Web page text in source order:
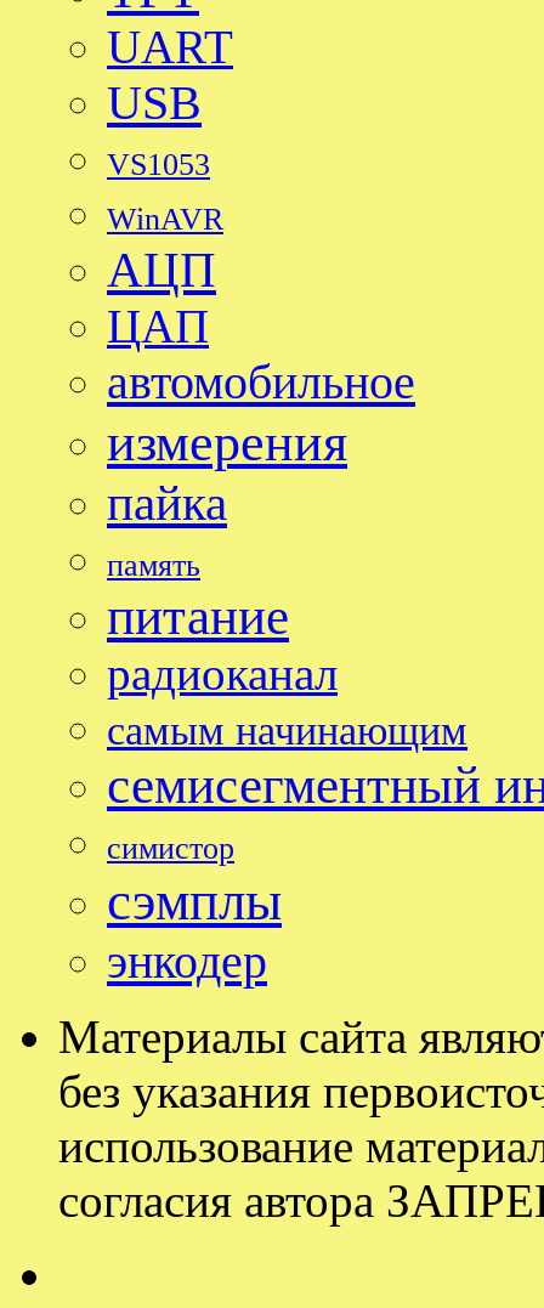
UART
USB
VS1053
WinAVR
АЦП
ЦАП
автомобильное
измерения
пайка
память
питание
радиоканал
самым начинающим
семисегментный
симистор
сэмплы
энкодер
Материалы сайта
без указания
использование
согласия автора